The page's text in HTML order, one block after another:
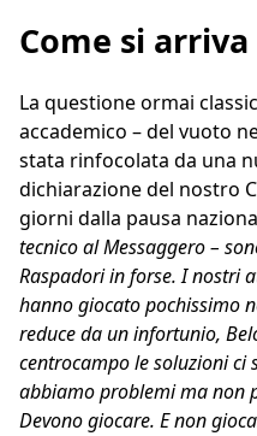
Come si
La questione ormai
accademico – del vuoto
stata rinfocolata da una
dichiarazione del nostro
giorni dalla pausa
tecnico al Messaggero –
Raspadori in forse. I nostri
hanno giocato pochissimo
reduce da un infortunio,
centrocampo le soluzioni ci
abbiamo problemi ma non
Devono giocare. E non